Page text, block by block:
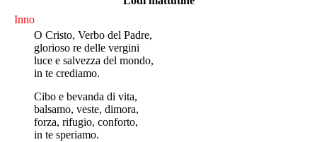
Inno
O Cristo, Verbo del Padre,
glorioso re delle vergini
luce e salvezza del mondo,
in te crediamo.
Cibo e bevanda di vita,
balsamo, veste, dimora,
forza, rifugio, conforto,
in te speriamo.